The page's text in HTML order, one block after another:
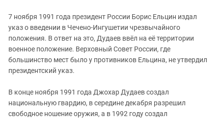
7 ноября 1991 года президент России Борис Ельцин издал
указ о введении в Чечено-Ингушетии чрезвычайного
положения. В ответ на это, Дудаев ввёл на её территории
военное положение. Верховный Совет России, где
большинство мест было у противников Ельцина, не утвердил
президентский указ.
В конце ноября 1991 года Джохар Дудаев создал
национальную гвардию, в середине декабря разрешил
свободное ношение оружия, а в 1992 году создал